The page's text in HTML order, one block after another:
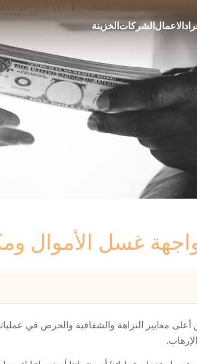
الاعمالالشركاتالخزينة
غسل الأموال
معايير النزاهة والشفافية والحرص في